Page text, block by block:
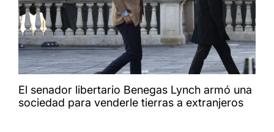
El senador libertario Benegas Lynch armó una
sociedad para venderle tierras a extranjeros